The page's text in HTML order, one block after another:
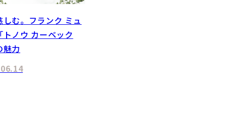
しむ。フランク ミュ
トノウ カーベック
魅力